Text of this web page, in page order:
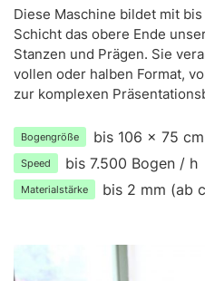
Diese Maschine bildet mit
Schicht das obere Ende
Stanzen und Prägen. Sie
vollen oder halben Format,
zur komplexen
Bogengröße bis 106 x 75 cm
Speed bis 7.500 Bogen / h
Materialstärke bis 2 mm (ab